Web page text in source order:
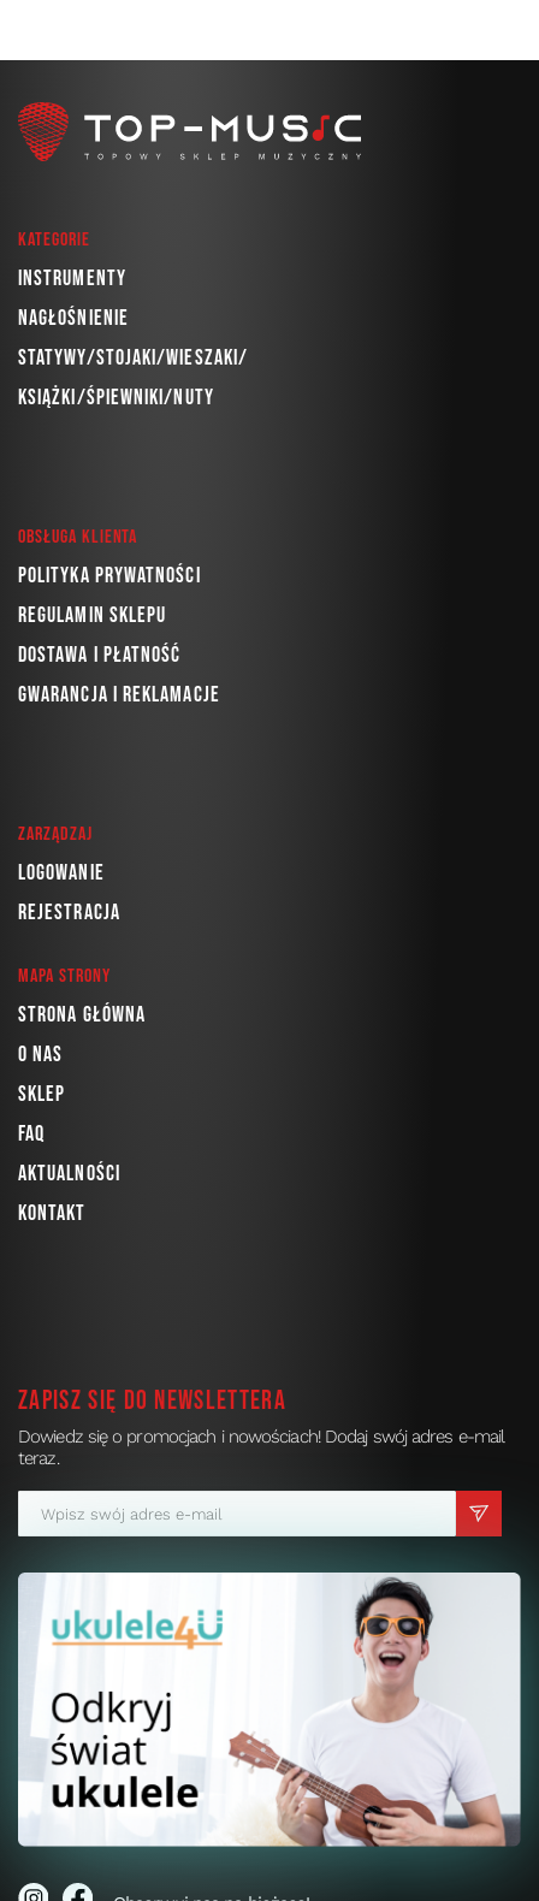
Kategorie
Instrumenty
Nagłośnienie
Statywy/Stojaki/Wieszaki/
Książki/Śpiewniki/Nuty
Obsługa klienta
Polityka prywatności
Regulamin sklepu
Dostawa i płatność
Gwarancja i reklamacje
Zarządzaj
Logowanie
Rejestracja
Mapa strony
Strona główna
O nas
Sklep
FAQ
Aktualności
Kontakt
Zapisz się do newslettera
Dowiedz się o promocjach i nowościach! Dodaj swój adres e-mail
teraz.